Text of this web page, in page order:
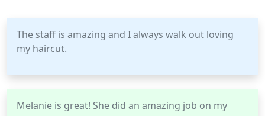
The staff is amazing and I always walk out loving
my haircut.
Melanie is great! She did an amazing job on my